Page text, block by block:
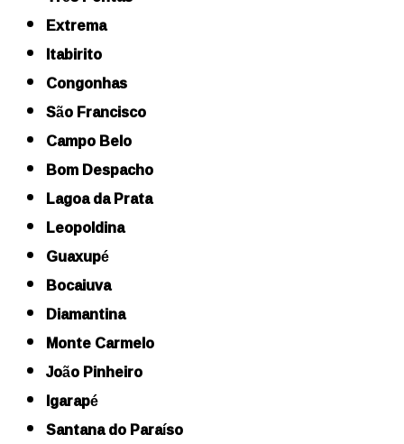
Extrema
Itabirito
Congonhas
São Francisco
Campo Belo
Bom Despacho
Lagoa da Prata
Leopoldina
Guaxupé
Bocaiuva
Diamantina
Monte Carmelo
João Pinheiro
Igarapé
Santana do Paraíso